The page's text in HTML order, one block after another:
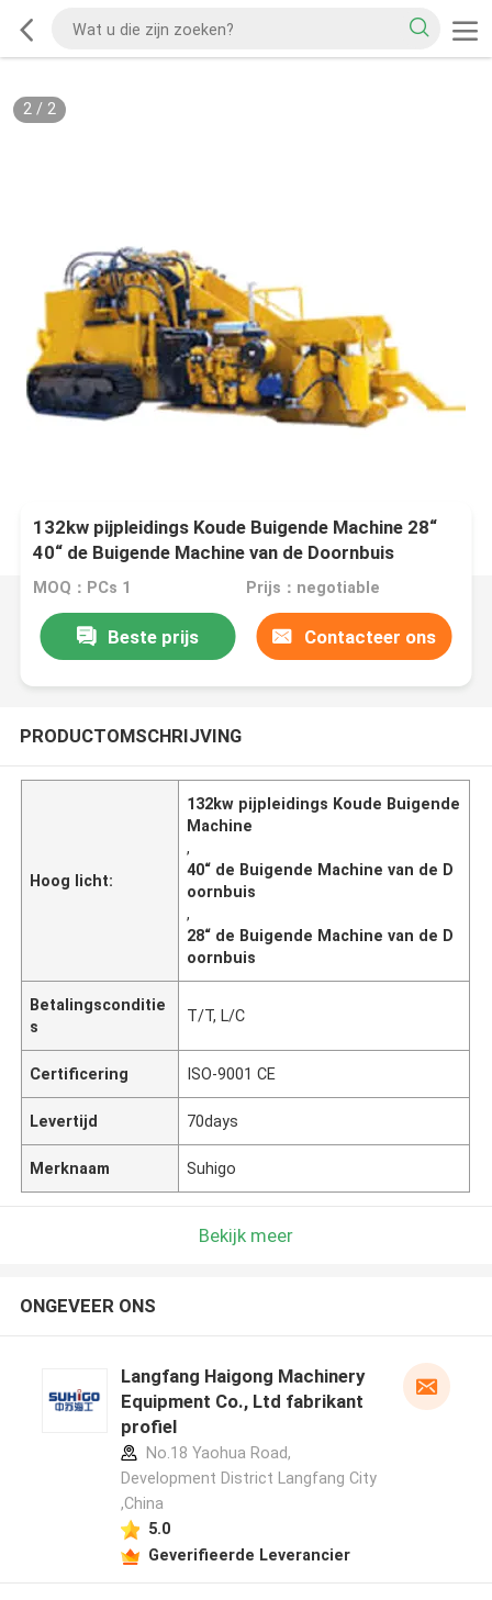
2/ 2
132kw pijpleidings Koude Buigende Machine 28“
40“ de Buigende Machine van de Doornbuis
MOQ：PCs 1 Prijs：negotiable
Beste prijs Contacteer ons
PRODUCTOMSCHRIJVING
Hoog licht:
132kw pijpleidings Koude Buigende
Machine
,
40“ de Buigende Machine van de D
oornbuis
,
28“ de Buigende Machine van de D
oornbuis
Betalingsconditie
s
T/T, L/C
Certificering ISO-9001 CE
Levertijd 70days
Merknaam Suhigo
Bekijk meer
ONGEVEER ONS
Langfang Haigong Machinery
Equipment Co., Ltd fabrikant
profiel
No.18 Yaohua Road,
Development District Langfang City
,China
5.0
Geverifieerde Leverancier